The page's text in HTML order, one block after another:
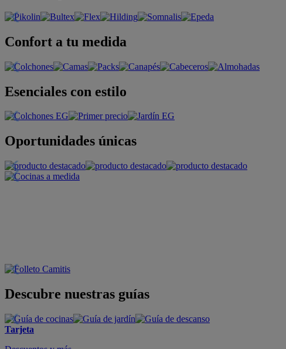
Confort a tu medida
Esenciales con estilo
Oportunidades únicas
Descubre nuestras guías
Tarjeta